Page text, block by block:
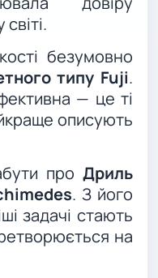
безумовно
типу Fuji.
— це ті
описують
про Дриль
. З його
задачі стають
на